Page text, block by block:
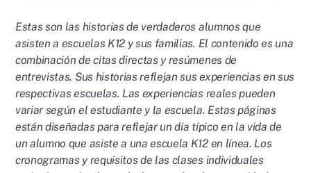
Estas son las historias de verdaderos alumnos que
asisten a escuelas K12 y sus familias. El contenido es una
combinación de citas directas y resúmenes de
entrevistas. Sus historias reflejan sus experiencias en sus
respectivas escuelas. Las experiencias reales pueden
variar según el estudiante y la escuela. Estas páginas
están diseñadas para reflejar un día típico en la vida de
un alumno que asiste a una escuela K12 en línea. Los
cronogramas y requisitos de las clases individuales